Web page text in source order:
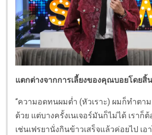
แตกต่างจากการเลี้ยงของคุณบอยโดยสิ้น
“ความอดทนผมต่ำ (หัวเราะ) ผมก็ทำตา
ด้วย แต่บางครั้งเนเจอร์มันก็ไม่ได้ เราก็
เช่นเฟรยานั่งกินข้าวเสร็จแล้วค่อยไป เอ